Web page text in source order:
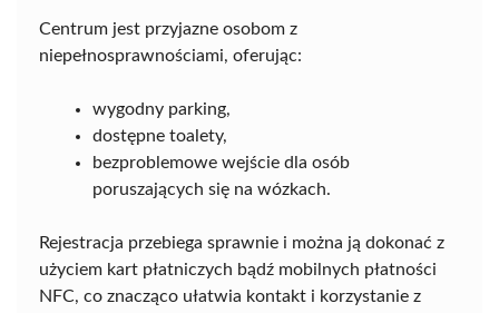
Centrum jest przyjazne osobom z
niepełnosprawnościami, oferując:
wygodny parking,
dostępne toalety,
bezproblemowe wejście dla osób
poruszających się na wózkach.
Rejestracja przebiega sprawnie i można ją dokonać z
użyciem kart płatniczych bądź mobilnych płatności
NFC, co znacząco ułatwia kontakt i korzystanie z